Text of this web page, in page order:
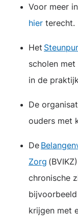
Voor meer
hier terecht.
Het
scholen
in de
De
ouders met
De
Zorg
chronische
krijgen met